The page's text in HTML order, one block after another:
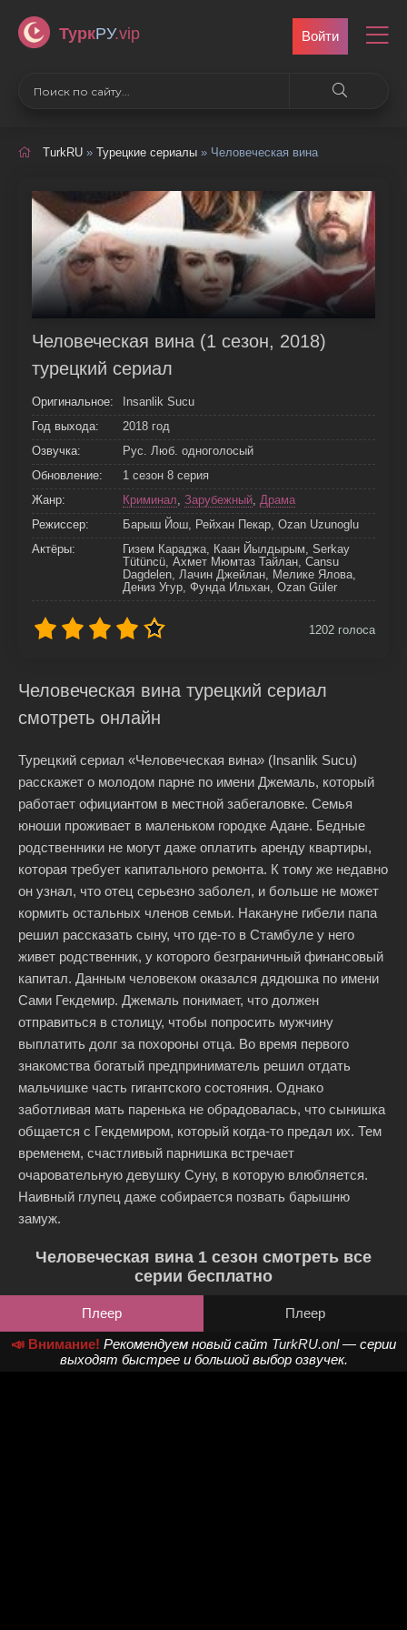
ТуркРУ.vip Войти
TurkRU » Турецкие сериалы » Человеческая вина
Человеческая вина (1 сезон, 2018)
турецкий сериал
Оригинальное:
Insanlik Sucu
Год выхода:
2018 год
Озвучка:
Рус. Люб. одноголосый
Обновление:
1 сезон 8 серия
Жанр:
Криминал, Зарубежный, Драма
Режиссер:
Барыш Йош, Рейхан Пекар, Ozan Uzunoglu
Актёры:
Гизем Караджа, Каан Йылдырым, Serkay
Tütüncü, Ахмет Мюмтаз Тайлан, Cansu
Dagdelen, Лачин Джейлан, Мелике Ялова,
Дениз Угур, Фунда Ильхан, Ozan Güler
1202 голоса
Человеческая вина турецкий сериал
смотреть онлайн
Турецкий сериал «Человеческая вина» (Insanlik Sucu)
расскажет о молодом парне по имени Джемаль, который
работает официантом в местной забегаловке. Семья
юноши проживает в маленьком городке Адане. Бедные
родственники не могут даже оплатить аренду квартиры,
которая требует капитального ремонта. К тому же недавно
он узнал, что отец серьезно заболел, и больше не может
кормить остальных членов семьи. Накануне гибели папа
решил рассказать сыну, что где-то в Стамбуле у него
живет родственник, у которого безграничный финансовый
капитал. Данным человеком оказался дядюшка по имени
Сами Гекдемир. Джемаль понимает, что должен
отправиться в столицу, чтобы попросить мужчину
выплатить долг за похороны отца. Во время первого
знакомства богатый предприниматель решил отдать
мальчишке часть гигантского состояния. Однако
заботливая мать паренька не обрадовалась, что сынишка
общается с Гекдемиром, который когда-то предал их. Тем
временем, счастливый парнишка встречает
очаровательную девушку Суну, в которую влюбляется.
Наивный глупец даже собирается позвать барышню
замуж.
Человеческая вина 1 сезон смотреть все
серии бесплатно
Плеер
Плеер
📣 Внимание! Рекомендуем новый сайт TurkRU.onl— серии
выходят быстрее и большой выбор озвучек.